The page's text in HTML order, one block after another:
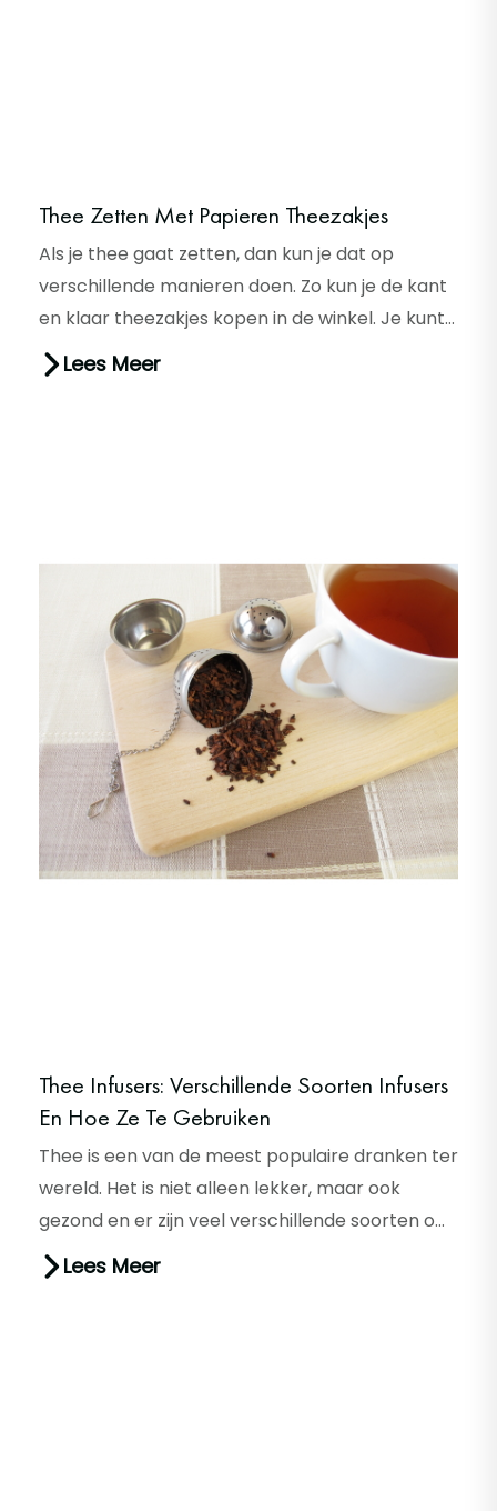
Thee Zetten Met Papieren Theezakjes
Als je thee gaat zetten, dan kun je dat op
verschillende manieren doen. Zo kun je de kant
en klaar theezakjes kopen in de winkel. Je kunt
met een thee-ei thee z...
Lees Meer
Thee Infusers: Verschillende Soorten Infusers
En Hoe Ze Te Gebruiken
Thee is een van de meest populaire dranken ter
wereld. Het is niet alleen lekker, maar ook
gezond en er zijn veel verschillende soorten om
uit te kiezen. Als je...
Lees Meer